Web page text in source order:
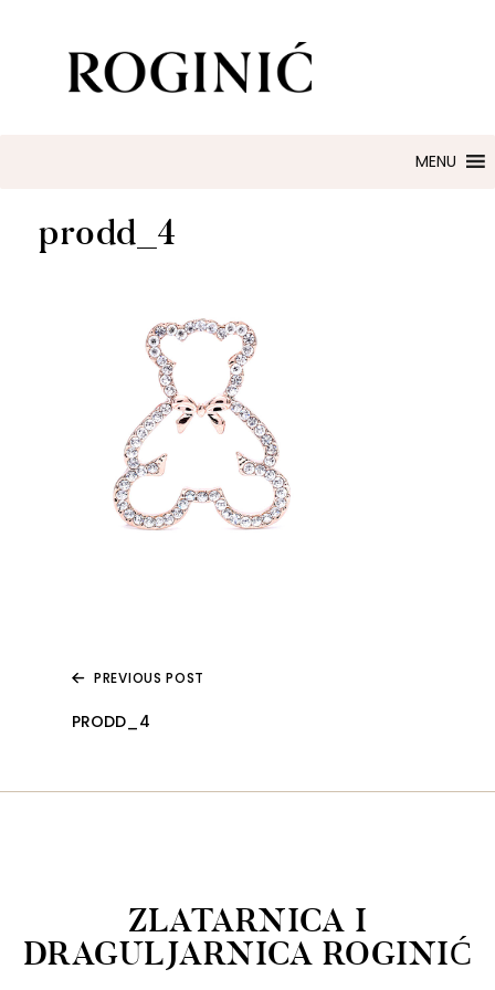
ZLATARNA ROGINIĆ
Zaručničko i vjenčano prstenje
MENU
prodd_4
PREVIOUS POST
PRODD_4
ZLATARNICA I
DRAGULJARNICA ROGINIĆ